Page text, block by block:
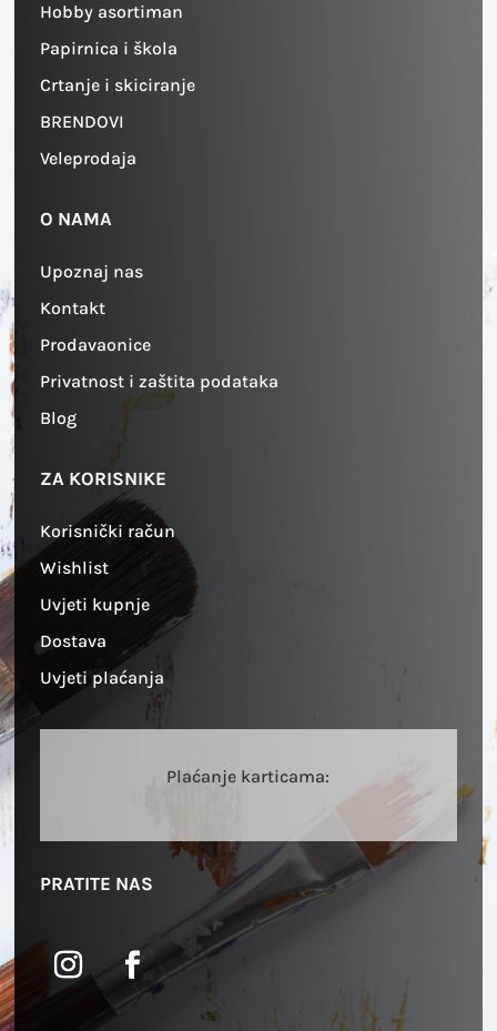
Hobby asortiman
Papirnica i škola
Crtanje i skiciranje
BRENDOVI
Veleprodaja
O NAMA
Upoznaj nas
Kontakt
Prodavaonice
Privatnost i zaštita podataka
Blog
ZA KORISNIKE
Korisnički račun
Wishlist
Uvjeti kupnje
Dostava
Uvjeti plaćanja
Plaćanje karticama:
PRATITE NAS